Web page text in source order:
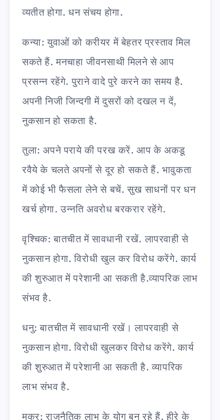
व्यतीत होगा. धन संचय होगा.
कन्या: युवाओं को करीयर में बेहतर प्रस्ताव मिल
सकते हैं. मनचाहा जीवनसाथी मिलने से आप
प्रसन्न रहेंगे. पुराने वादे पुरे करने का समय है.
अपनी निजी जिन्दगी में दुसरों को दखल न दें,
नुकसान हो सकता है.
तुला: अपने पराये की परख करें. आप के अकडू
रवैये के चलते अपनों से दूर हो सकते हैं. भावुकता
में कोई भी फैसला लेने से बचें. सुख साधनों पर धन
खर्च होगा. उन्नति अवरोध बरकरार रहेंगे.
वृश्चिक: बातचीत में सावधानी रखें. लापरवाही से
नुकसान होगा. विरोधी खुल कर विरोध करेंगे. कार्य
की शुरुआत में परेशानी आ सकती है.व्यापरिक लाभ
संभव है.
धनु: बातचीत में सावधानी रखें। लापरवाही से
नुकसान होगा. विरोधी खुलकर विरोध करेंगे. कार्य
की शुरुआत में परेशानी आ सकती है. व्यापरिक
लाभ संभव है.
मकर: राजनैतिक लाभ के योग बन रहे हैं. हीरे के